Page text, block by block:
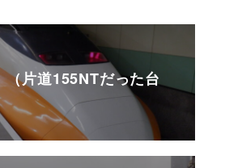
片道155NTだった台